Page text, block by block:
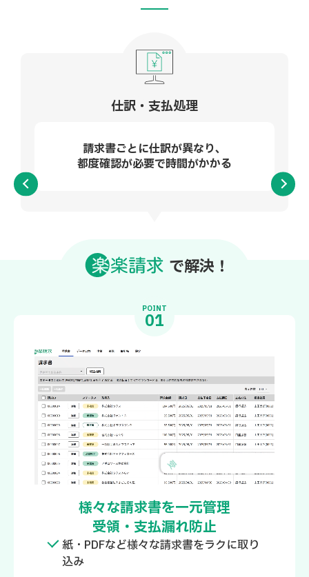
仕訳・支払処理
請求書ごとに仕訳が異なり、
都度確認が必要で時間がかかる
で解決 ！
POINT
01
様々な請求書を一元管理
受領・支払漏れ防止
紙・PDFなど様々な請求書をラクに取り
込み